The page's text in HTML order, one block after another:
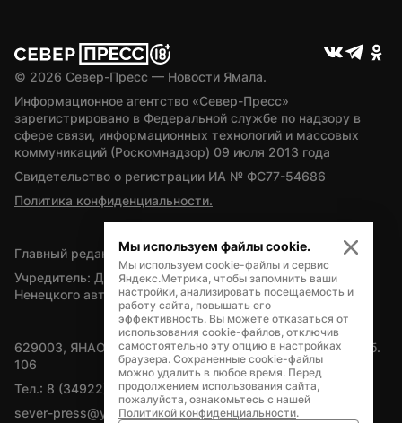
© 2026 Север-Пресс — Новости Ямала.
Информационное агентство «Север-Пресс»
зарегистрировано в Федеральной службе по надзору в
сфере связи, информационных технологий и массовых
коммуникаций (Роскомнадзор) 09 июля 2013 года
Свидетельство о регистрации ИА № ФС77-54686
Политика конфиденциальности.
Главный редактор — А.Л. Поздеев
Учредитель: Департамент внутренней политики Ямало-
Ненецкого автономного округа
629003, ЯНАО, Салехард, мкр. Богдана Кнунянца, д.1, каб.
106
Тел.: 8 (34922) 71262
sever-press@yamal-media.ru
Мы используем файлы cookie.
Мы используем cookie-файлы и сервис
Яндекс.Метрика, чтобы запомнить ваши
настройки, анализировать посещаемость и
работу сайта, повышать его
эффективность. Вы можете отказаться от
использования cookie-файлов, отключив
самостоятельно эту опцию в настройках
браузера. Сохраненные cookie-файлы
можно удалить в любое время. Перед
продолжением использования сайта,
пожалуйста, ознакомьтесь с нашей
Политикой конфиденциальности.